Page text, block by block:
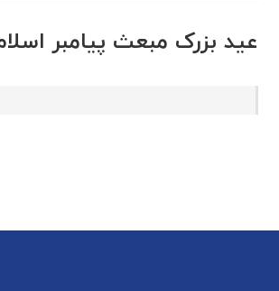
عید بزرک مبعث پیامبر